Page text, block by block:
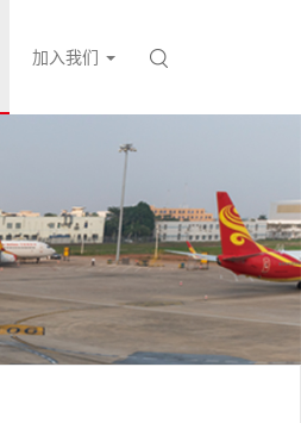
加入我们